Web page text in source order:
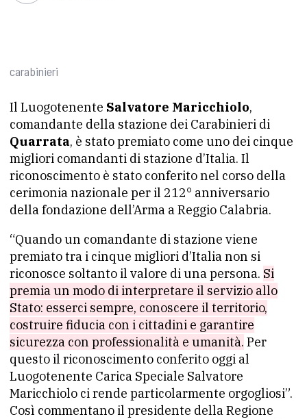
carabinieri
Il Luogotenente Salvatore Maricchiolo,
comandante della stazione dei Carabinieri di
Quarrata, è stato premiato come uno dei cinque
migliori comandanti di stazione d’Italia. Il
riconoscimento è stato conferito nel corso della
cerimonia nazionale per il 212° anniversario
della fondazione dell’Arma a Reggio Calabria.
“Quando un comandante di stazione viene
premiato tra i cinque migliori d’Italia non si
riconosce soltanto il valore di una persona. Si
premia un modo di interpretare il servizio allo
Stato: esserci sempre, conoscere il territorio,
costruire fiducia con i cittadini e garantire
sicurezza con professionalità e umanità. Per
questo il riconoscimento conferito oggi al
Luogotenente Carica Speciale Salvatore
Maricchiolo ci rende particolarmente orgogliosi”.
Così commentano il presidente della Regione